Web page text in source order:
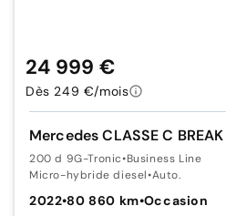
Mercedes CLASSE C BREAK
200 d 9G-Tronic•Business Line
Micro-hybride diesel•Auto.
2022•80 860 km•Occasion
24 999 €
Dès 249 €/mois